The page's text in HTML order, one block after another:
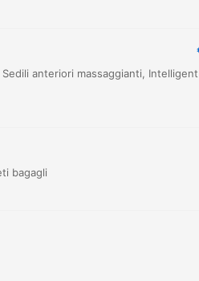
anteriori massaggianti,
bagagli